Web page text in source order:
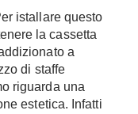
istallare questo
la cassetta
a
di staffe
riguarda una
estetica. Infatti